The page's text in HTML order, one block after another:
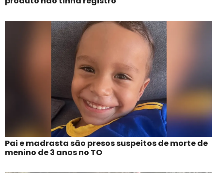
Pai e madrasta são presos suspeitos de morte de
menino de 3 anos no TO